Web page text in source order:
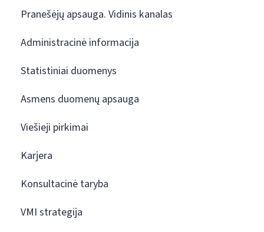
Pranešėjų apsauga. Vidinis kanalas
Administracinė informacija
Statistiniai duomenys
Asmens duomenų apsauga
Viešieji pirkimai
Karjera
Konsultacinė taryba
VMI strategija